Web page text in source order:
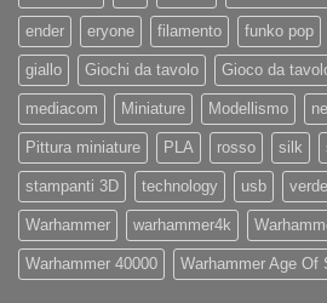
ender eryone filamento funko pop
giallo Giochi da tavolo Gioco da
mediacom Miniature Modellismo
Pittura miniature PLA rosso silk
stampanti 3D technology usb verde
Warhammer warhammer4k
Warhammer 40000 Warhammer Age Of